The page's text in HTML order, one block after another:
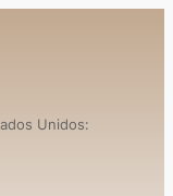
Unidos: